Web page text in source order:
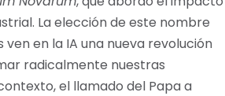
La elección de este nombre
ven en la IA una nueva revolución
radicalmente nuestras
el llamado del Papa a